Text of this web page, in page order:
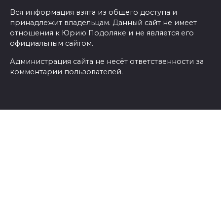
Вся информация взята из общего доступа и
принадлежит владельцам. Данный сайт не имеет
отношения к Юрию Подоляке и не является его
официальным сайтом.
Администрация сайта не несёт ответственности за
комментарии пользователей.